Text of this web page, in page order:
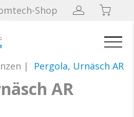
Shop
| Pergola, Urnäsch AR
AR